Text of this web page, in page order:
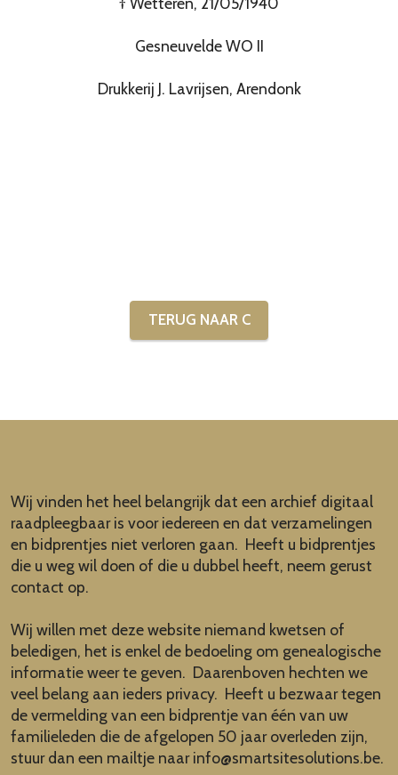
Gesneuvelde WO II
Drukkerij J. Lavrijsen, Arendonk
TERUG NAAR C
Wij vinden het heel belangrijk dat een archief digitaal
raadpleegbaar is voor iedereen en dat verzamelingen
en bidprentjes niet verloren gaan. Heeft u bidprentjes
die u weg wil doen of die u dubbel heeft, neem gerust
contact op.
Wij willen met deze website niemand kwetsen of
beledigen, het is enkel de bedoeling om genealogische
informatie weer te geven. Daarenboven hechten we
veel belang aan ieders privacy. Heeft u bezwaar tegen
de vermelding van een bidprentje van één van uw
familieleden die de afgelopen 50 jaar overleden zijn,
stuur dan een mailtje naarinfo@smartsitesolutions.be.